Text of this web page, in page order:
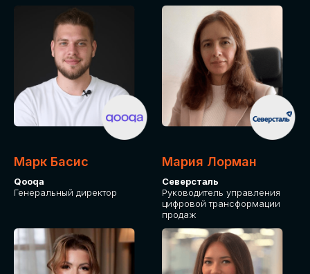
Марк Басис
Qooqa
Генеральный директор
Мария Лорман
Северсталь
Руководитель управления
цифровой трансформации
продаж
СРЕДИ ПАРТНЕРОВ
МЕРОПРИЯТИЯ